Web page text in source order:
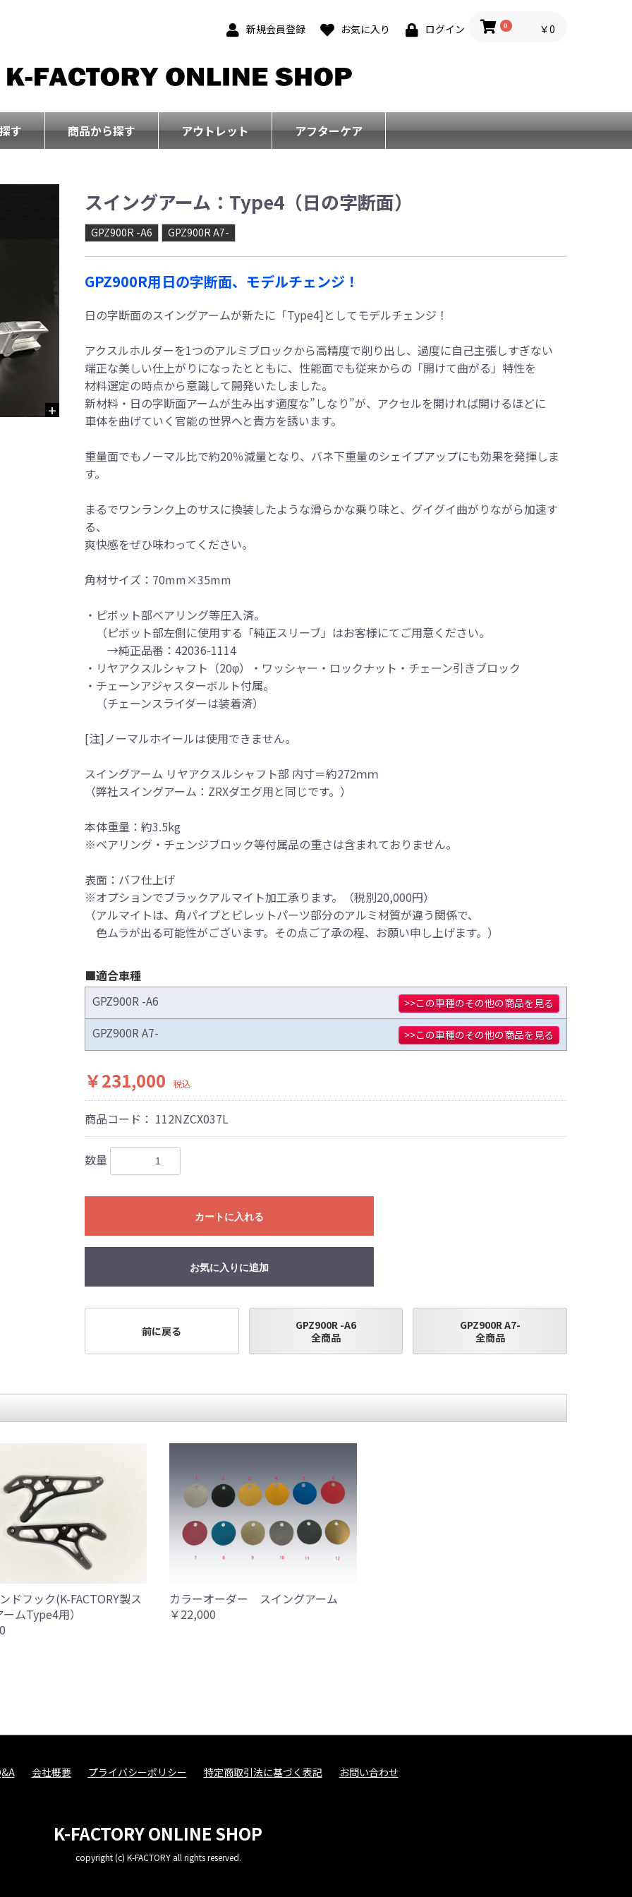
新規会員登録 お気に入り ログイン 0 ￥0
す 商品から探す アウトレット アフターケア
スイングアーム：Type4（日の字断面）
GPZ900R -A6 GPZ900R A7-
GPZ900R用日の字断面、モデルチェンジ！
日の字断面のスイングアームが新たに「Type4]としてモデルチェンジ！
アクスルホルダーを1つのアルミブロックから高精度で削り出し、過度に自己主張しすぎない
端正な美しい仕上がりになったとともに、性能面でも従来からの「開けて曲がる」特性を
材料選定の時点から意識して開発いたしました。
新材料・日の字断面アームが生み出す適度な”しなり”が、アクセルを開ければ開けるほどに
車体を曲げていく官能の世界へと貴方を誘います。
重量面でもノーマル比で約20％減量となり、バネ下重量のシェイプアップにも効果を発揮しま
す。
まるでワンランク上のサスに換装したような滑らかな乗り味と、グイグイ曲がりながら加速す
る、
爽快感をぜひ味わってください。
角材サイズ：70mm×35mm
・ピボット部ベアリング等圧入済。
（ピボット部左側に使用する「純正スリーブ」はお客様にてご用意ください。
→純正品番：42036-1114
・リヤアクスルシャフト（20φ）・ワッシャー・ロックナット・チェーン引きブロック
・チェーンアジャスターボルト付属。
（チェーンスライダーは装着済）
[注]ノーマルホイールは使用できません。
スイングアーム リヤアクスルシャフト部 内寸＝約272ｍｍ
（弊社スイングアーム：ZRXダエグ用と同じです。）
本体重量：約3.5kg
※ベアリング・チェンジブロック等付属品の重さは含まれておりません。
表面：バフ仕上げ
※オプションでブラックアルマイト加工承ります。（税別20,000円）
（アルマイトは、角パイプとビレットパーツ部分のアルミ材質が違う関係で、
色ムラが出る可能性がございます。その点ご了承の程、お願い申し上げます。）
■適合車種
GPZ900R -A6
>>この車種のその他の商品を見る
GPZ900R A7- >>この車種のその他の商品を見る
￥231,000 税込
商品コード： 112NZCX037L
数量
カートに入れる
お気に入りに追加
前に戻る
GPZ900R -A6
全商品
GPZ900R A7-
全商品
ーキットにおけるスポーツ走行ならびにレース使用を目的としており公道
の競技に対応するわけではございません。
しては、主催者が発行する競技規則を確認の上、お客様ご自身の判断により装着
門の資格と知識・経験を有した整備士が、指定のサービスマニュアル、指定の
付けを行ってください。
時、その他で起きた全ての事故、故障に対し保険、保証等は一切無く、商品の返
付できませんので、あらかじめご了承ください。
きましては事前の予告無く変更となる場合がありますので了承願います。
終了する場合がありますのでご了承願います。
ドフック(K-FACTORY製ス
ムType4用）
カラーオーダー スイングアーム
￥22,000
会社概要 プライバシーポリシー 特定商取引法に基づく表記 お問い合わせ
K-FACTORY ONLINE SHOP
copyright (c) K-FACTORY all rights reserved.